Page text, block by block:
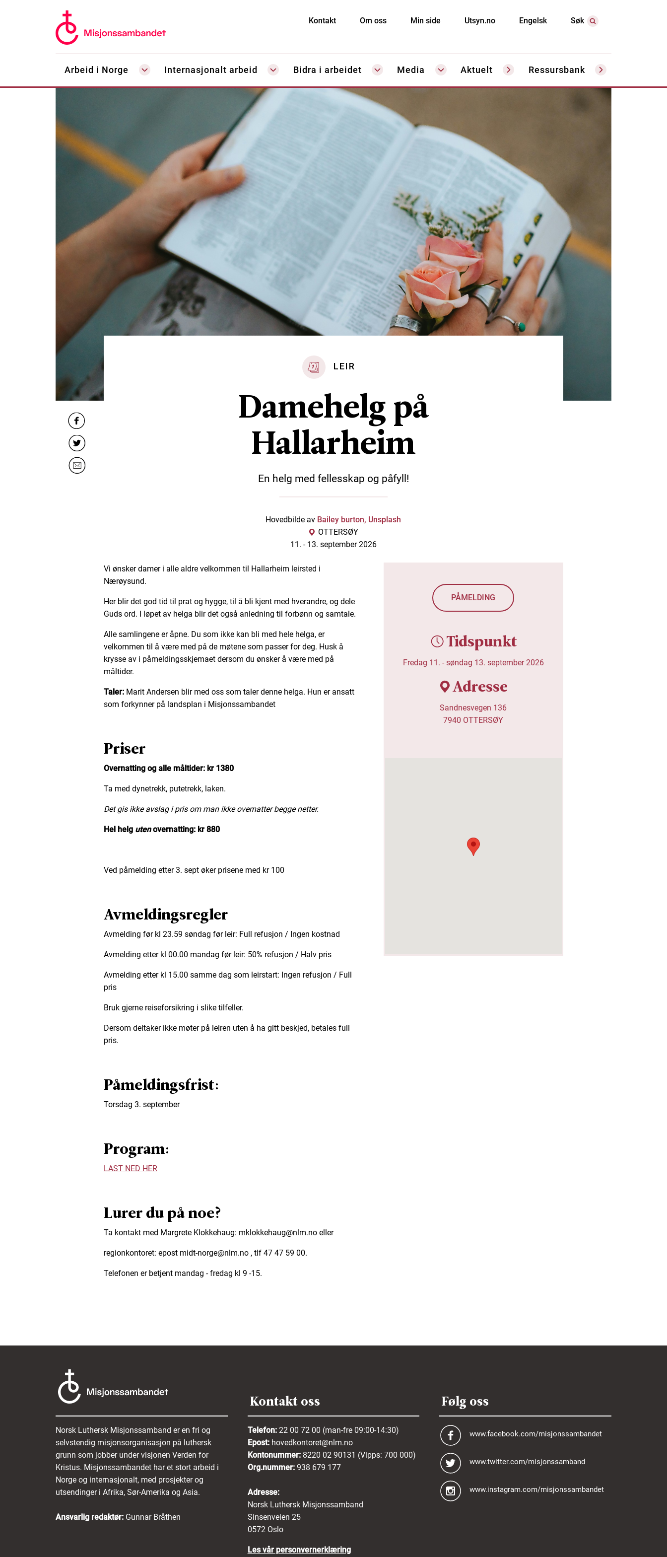
Kontakt Om oss Min side Utsyn.no Engelsk Søk
Arbeid i Norge Internasjonalt arbeid Bidra i arbeidet Media Aktuelt Ressursbank
LEIR
Damehelg på
Hallarheim
En helg med fellesskap og påfyll!
Hovedbilde av Bailey burton, Unsplash
OTTERSØY
11. - 13. september 2026
Vi ønsker damer i alle aldre velkommen til Hallarheim leirsted i
Nærøysund.
Her blir det god tid til prat og hygge, til å bli kjent med hverandre, og dele
Guds ord. I løpet av helga blir det også anledning til forbønn og samtale.
Alle samlingene er åpne. Du som ikke kan bli med hele helga, er
velkommen til å være med på de møtene som passer for deg. Husk å
krysse av i påmeldingsskjemaet dersom du ønsker å være med på
måltider.
Taler: Marit Andersen blir med oss som taler denne helga. Hun er ansatt
som forkynner på landsplan i Misjonssambandet
Priser
Overnatting og alle måltider: kr 1380
Ta med dynetrekk, putetrekk, laken.
Det gis ikke avslag i pris om man ikke overnatter begge netter.
Hel helg utenovernatting: kr 880
Ved påmelding etter 3. sept øker prisene med kr 100
Avmeldingsregler
Avmelding før kl 23.59 søndag før leir: Full refusjon / Ingen kostnad
Avmelding etter kl 00.00 mandag før leir: 50% refusjon / Halv pris
Avmelding etter kl 15.00 samme dag som leirstart: Ingen refusjon / Full
pris
Bruk gjerne reiseforsikring i slike tilfeller.
Dersom deltaker ikke møter på leiren uten å ha gitt beskjed, betales full
pris.
Påmeldingsfrist:
Torsdag 3. september
Program:
LAST NED HER
Lurer du på noe?
Ta kontakt med Margrete Klokkehaug: mklokkehaug@nlm.no eller
regionkontoret: epost midt-norge@nlm.no , tlf 47 47 59 00.
Telefonen er betjent mandag - fredag kl 9 -15.
PÅMELDING
Tidspunkt
Fredag 11. - søndag 13. september 2026
Adresse
Sandnesvegen 136
7940 OTTERSØY
Norsk Luthersk Misjonssamband er en fri og
selvstendig misjonsorganisasjon på luthersk
grunn som jobber under visjonen Verden for
Kristus. Misjonssambandet har et stort arbeid i
Norge og internasjonalt, med prosjekter og
utsendinger i Afrika, Sør-Amerika og Asia.
Ansvarlig redaktør: Gunnar Bråthen
Kontakt oss
Telefon: 22 00 72 00 (man-fre 09:00-14:30)
Epost: hovedkontoret@nlm.no
Kontonummer: 8220 02 90131 (Vipps: 700 000)
Org.nummer: 938 679 177
Adresse:
Norsk Luthersk Misjonssamband
Sinsenveien 25
0572 Oslo
Les vår personvernerklæring
Følg oss
www.facebook.com/misjonssambandet
www.twitter.com/misjonssamband
www.instagram.com/misjonssambandet